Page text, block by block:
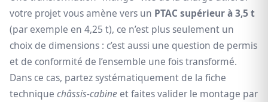
votre projet vous amène vers un PTAC supérieur à 3,5 t
(par exemple en 4,25 t), ce n’est plus seulement un
choix de dimensions : c’est aussi une question de permis
et de conformité de l’ensemble une fois transformé.
Dans ce cas, partez systématiquement de la fiche
technique châssis-cabine et faites valider le montage par